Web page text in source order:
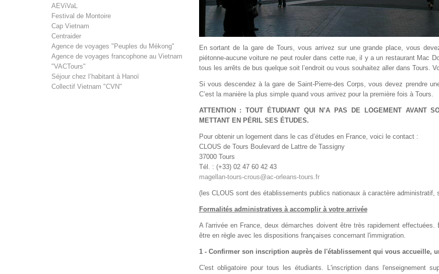
AEViVaL
Festival de Montoire
Cap Vietnam
Centraider
Agence de voyages "Peuples du Mékong"
Agence de voyages francophone au Vietnam
"VACTours"
Séjour chez l’habitant à Hanoï
Collectif Vietnam "CVN"
En sortant de la gare de Tours, vous arrivez sur une grande place, vous
piétonne-aucune voiture ne peut rouler dans cette rue, il y a un restaurant Mac
tous les arrêts de bus quelque soit l’endroit ou vous souhaitez aller dans Tours.
Si vous descendez à la gare de Saint-Pierre-des Corps, vous devez prendre
C’est la manière la plus simple quand vous arrivez pour la première fois à Tours.
ATTENTION : TOUT ÉTUDIANT QUI N’A PAS DE LOGEMENT AVANT
METTANT EN PÉRIL SES ÉTUDES.
Pour obtenir un logement dans le cas d’études en France, voici le contact :
CLOUS de Tours Boulevard de Lattre de Tassigny
37000 Tours
Tél. : (+33) 02 47 60 42 43
magellan-tours-crous@ac-orleans-tours.fr
(les CLOUS sont des établissements publics nationaux à caractère
Formalités administratives à accomplir à votre arrivée
A l'arrivée en France, deux démarches doivent être très rapidement
être en règle avec les dispositions françaises concernant l'immigration.
1 - Confirmer son inscription auprès de l'établissement qui vous accueille,
C'est obligatoire pour tous les étudiants. L'inscription dans l'enseignement